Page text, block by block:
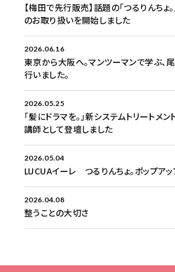
【梅田で先行販売】話題の「つるりんちょ
のお取り扱いを開始しました
2026.06.16
東京から大阪へ。マンツーマンで学ぶ、
行いました。
2026.05.25
「髪にドラマを。」新システムトリートメ
講師として登壇しました
2026.05.04
LUCUAイーレ つるりんちょ。ポップア
2026.04.08
整うことの大切さ